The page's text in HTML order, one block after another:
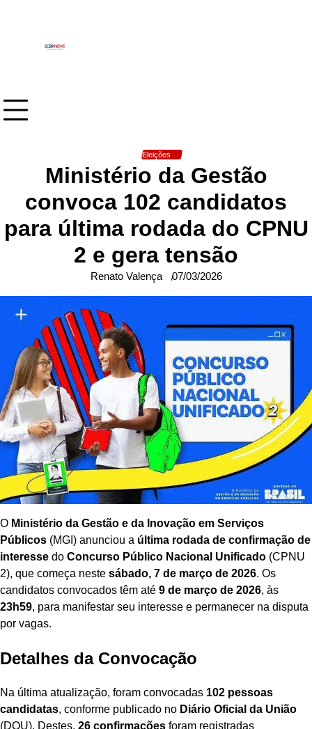
Eleições
Ministério da Gestão
convoca 102 candidatos
para última rodada do CPNU
2 e gera tensão
Renato Valença 07/03/2026
O Ministério da Gestão e da Inovação em Serviços
Públicos (MGI) anunciou a última rodada de confirmação de
interesse do Concurso Público Nacional Unificado (CPNU
2), que começa neste sábado, 7 de março de 2026. Os
candidatos convocados têm até 9 de março de 2026, às
23h59, para manifestar seu interesse e permanecer na disputa
por vagas.
Detalhes da Convocação
Na última atualização, foram convocadas 102 pessoas
candidatas, conforme publicado no Diário Oficial da União
(DOU). Destes, 26 confirmações foram registradas